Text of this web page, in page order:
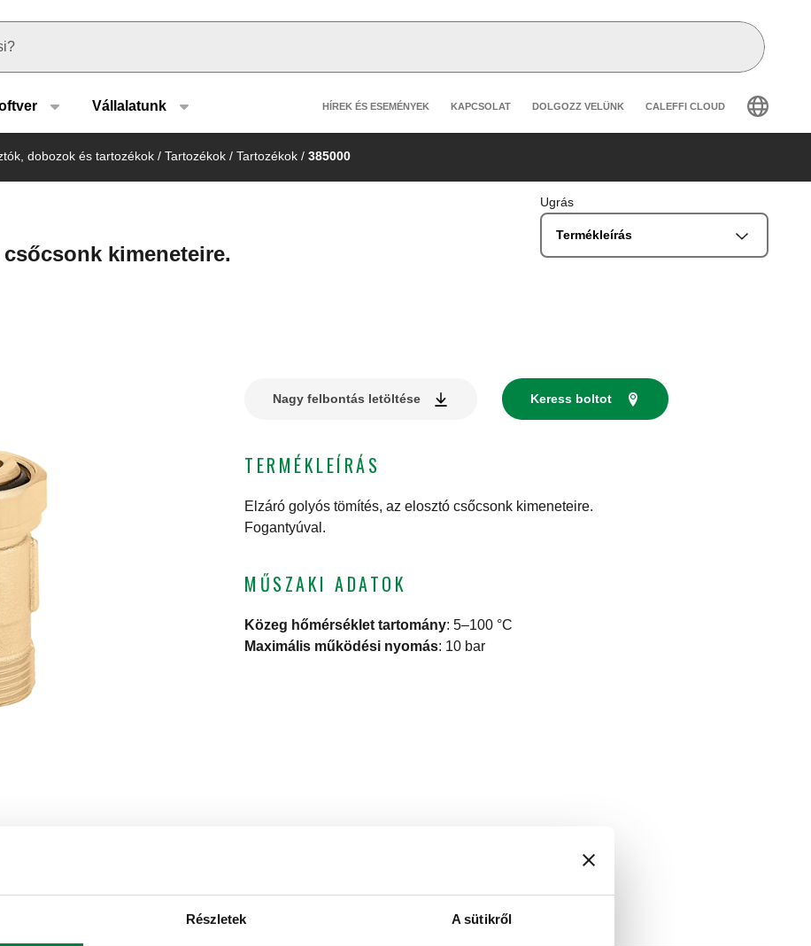
Részletek A sütikről
Vállalatunk Header secondary navigation
HÍREK ÉS ESEMÉNYEK KAPCSOLAT DOLGOZZ VELÜNK CALEFFI CLOUD
dobozok és tartozékok / Tartozékok / Tartozékok / 385000
kimeneteire.
Ugrás
Termékleírás
Nagy felbontás letöltése Keress boltot
TERMÉKLEÍRÁS
Elzáró golyós tömítés, az elosztó csőcsonk kimeneteire.
Fogantyúval.
MŰSZAKI ADATOK
Közeg hőmérséklet tartomány: 5–100 °C
Maximális működési nyomás: 10 bar
1